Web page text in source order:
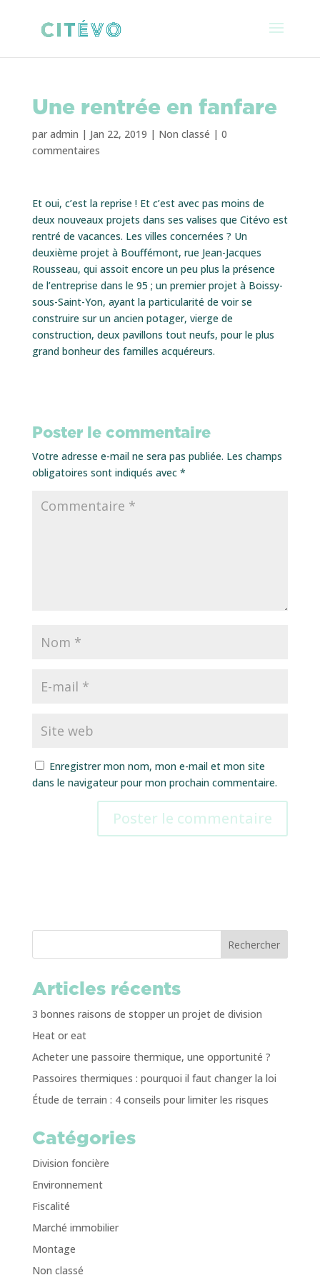
Une rentrée en fanfare
par admin | Jan 22, 2019 | Non classé | 0
commentaires
Et oui, c’est la reprise ! Et c’est avec pas moins de
deux nouveaux projets dans ses valises que Citévo est
rentré de vacances. Les villes concernées ? Un
deuxième projet à Bouffémont, rue Jean-Jacques
Rousseau, qui assoit encore un peu plus la présence
de l’entreprise dans le 95 ; un premier projet à Boissy-
sous-Saint-Yon, ayant la particularité de voir se
construire sur un ancien potager, vierge de
construction, deux pavillons tout neufs, pour le plus
grand bonheur des familles acquéreurs.
Poster le commentaire
Votre adresse e-mail ne sera pas publiée. Les champs
obligatoires sont indiqués avec *
Enregistrer mon nom, mon e-mail et mon site
dans le navigateur pour mon prochain commentaire.
Rechercher
Articles récents
3 bonnes raisons de stopper un projet de division
Heat or eat
Acheter une passoire thermique, une opportunité ?
Passoires thermiques : pourquoi il faut changer la loi
Étude de terrain : 4 conseils pour limiter les risques
Catégories
Division foncière
Environnement
Fiscalité
Marché immobilier
Montage
Non classé